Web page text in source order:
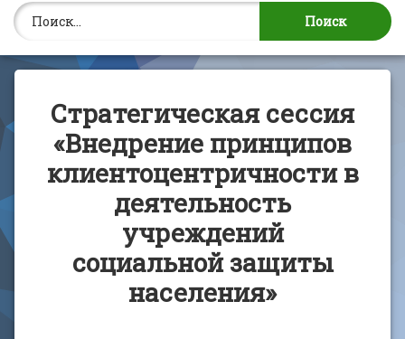
Найти:
Стратегическая сессия
«Внедрение принципов
клиентоцентричности в
деятельность
учреждений
социальной защиты
населения»